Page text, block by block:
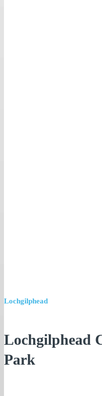
Lochgilphead
Lochgilphead
Park